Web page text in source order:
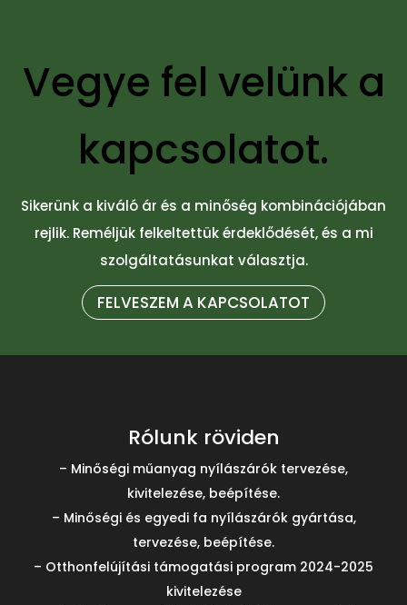
Vegye fel velünk a
kapcsolatot.
Sikerünk a kiváló ár és a minőség kombinációjában
rejlik. Reméljük felkeltettük érdeklődését, és a mi
szolgáltatásunkat választja.
FELVESZEM A KAPCSOLATOT
Rólunk röviden
– Minőségi műanyag nyílászárók tervezése,
kivitelezése, beépítése.
– Minőségi és egyedi fa nyílászárók gyártása,
tervezése, beépítése.
– Otthonfelújítási támogatási program 2024-2025
kivitelezése